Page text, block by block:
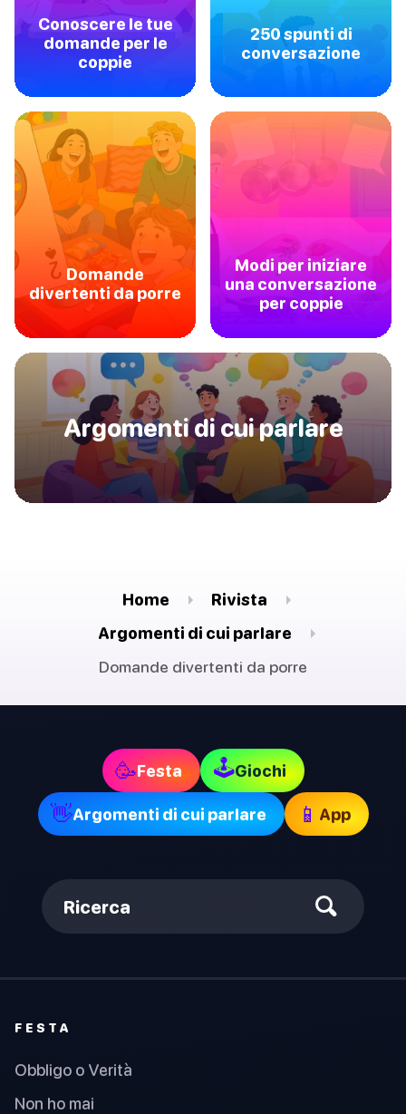
Conoscere le tue
domande per le
coppie
250 spunti di
conversazione
Domande
divertenti da porre
Modi per iniziare
una conversazione
per coppie
Argomenti di cui parlare
Home
Rivista
Argomenti di cui parlare
Domande divertenti da porre
🥳Festa 🕹Giochi
👋Argomenti di cui parlare 📱 App
Ricerca
FESTA
Obbligo o Verità
Non ho mai